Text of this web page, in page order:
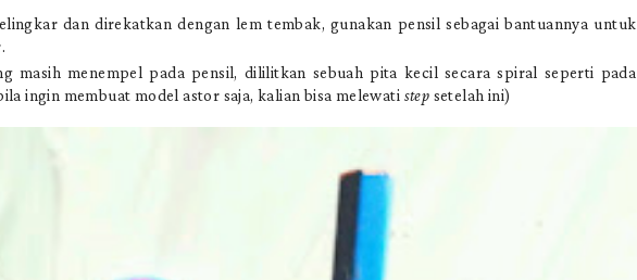
dan direkatkan dengan lem tembak, gunakan pensil sebagai bantuannya untuk
masih menempel pada pensil, dililitkan sebuah pita kecil secara spiral seperti pada
ingin membuat model astor saja, kalian bisa melewati step setelah ini)